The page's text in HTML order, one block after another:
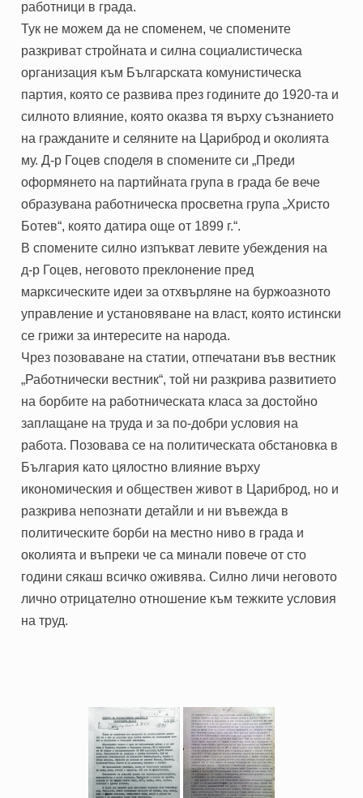
работници в града.
Тук не можем да не споменем, че спомените
разкриват стройната и силна социалистическа
организация към Българската комунистическа
партия, която се развива през годините до 1920-та и
силното влияние, която оказва тя върху съзнанието
на гражданите и селяните на Цариброд и околията
му. Д-р Гоцев споделя в спомените си „Преди
оформянето на партийната група в града бе вече
образувана работническа просветна група „Христо
Ботев“, която датира още от 1899 г.“.
В спомените силно изпъкват левите убеждения на
д-р Гоцев, неговото преклонение пред
марксическите идеи за отхвърляне на буржоазното
управление и установяване на власт, която истински
се грижи за интересите на народа.
Чрез позоваване на статии, отпечатани във вестник
„Работнически вестник“, той ни разкрива развитието
на борбите на работническата класа за достойно
заплащане на труда и за по-добри условия на
работа. Позовава се на политическата обстановка в
България като цялостно влияние върху
икономическия и обществен живот в Цариброд, но и
разкрива непознати детайли и ни въвежда в
политическите борби на местно ниво в града и
околията и въпреки че са минали повече от сто
години сякаш всичко оживява. Силно личи неговото
лично отрицателно отношение към тежките условия
на труд.